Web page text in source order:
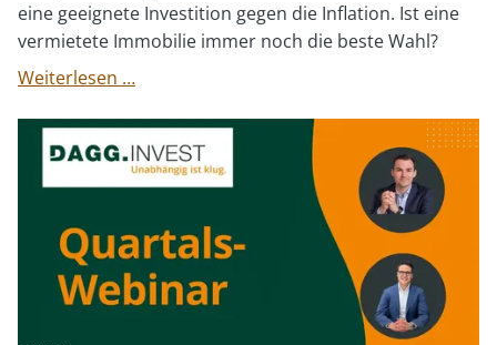
eine geeignete Investition gegen die Inflation. Ist eine
vermietete Immobilie immer noch die beste Wahl?
Weiterlesen …Immobilie
Düsseldorf
-
eine
Geldanlage?